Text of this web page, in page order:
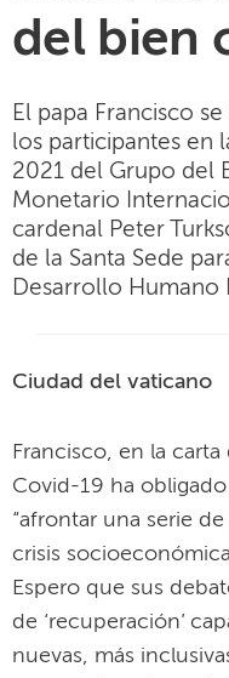
del bien
El papa Francisco
los participantes en
2021 del Grupo del
Monetario
cardenal Peter
de la Santa Sede
Desarrollo Humano
Ciudad del vaticano
Francisco, en la
Covid-19 ha
“afrontar una serie
crisis
Espero que sus
de ‘recuperación’
nuevas, más